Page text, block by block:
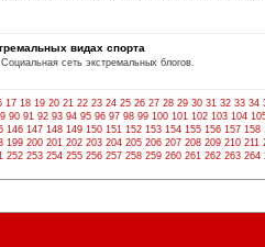
видах спорта
сеть экстремальных блогов.
17 18 19 20 21 22 23 24 25 26 27 28 29 30 31 32 33 34
90 91 92 93 94 95 96 97 98 99 100 101 102 103 104
146 147 148 149 150 151 152 153 154 155 156 157 158
199 200 201 202 203 204 205 206 207 208 209 210 211
252 253 254 255 256 257 258 259 260 261 262 263 264